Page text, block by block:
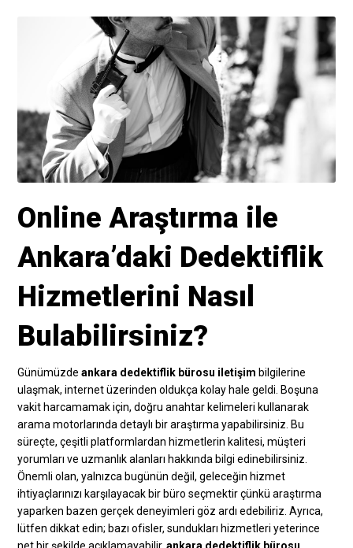
Online Araştırma ile
Ankara’daki Dedektiflik
Hizmetlerini Nasıl
Bulabilirsiniz?
Günümüzdeankara dedektiflik bürosu iletişim bilgilerine
ulaşmak, internet üzerinden oldukça kolay hale geldi. Boşuna
vakit harcamamak için, doğru anahtar kelimeleri kullanarak
arama motorlarında detaylı bir araştırma yapabilirsiniz. Bu
süreçte, çeşitli platformlardan hizmetlerin kalitesi, müşteri
yorumları ve uzmanlık alanları hakkında bilgi edinebilirsiniz.
Önemli olan, yalnızca bugünün değil, geleceğin hizmet
ihtiyaçlarınızı karşılayacak bir büro seçmektir çünkü araştırma
yaparken bazen gerçek deneyimleri göz ardı edebiliriz. Ayrıca,
lütfen dikkat edin; bazı ofisler, sundukları hizmetleri yeterince